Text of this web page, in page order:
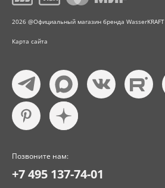
2026 @Официальный магазин бренда WasserKRAFT
Карта сайта
Позвоните нам:
+7 495 137-74-01